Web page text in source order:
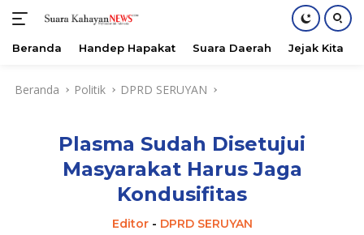
Beranda Handep Hapakat Suara Daerah Jejak Kita
Beranda Politik DPRD SERUYAN
Plasma Sudah Disetujui
Masyarakat Harus Jaga
Kondusifitas
Editor- DPRD SERUYAN